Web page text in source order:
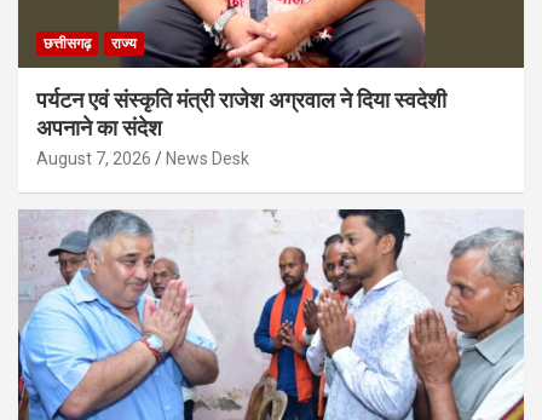
छत्तीसगढ़ राज्य
पर्यटन एवं संस्कृति मंत्री राजेश अग्रवाल ने दिया स्वदेशी
अपनाने का संदेश
August 7, 2026 News Desk